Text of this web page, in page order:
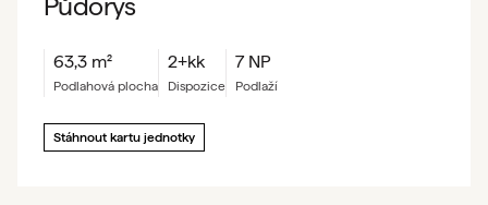
63,3 m²
podlahová plocha
2+kk
dispozice
7 NP
podlaží
Stáhnout kartu jednotky